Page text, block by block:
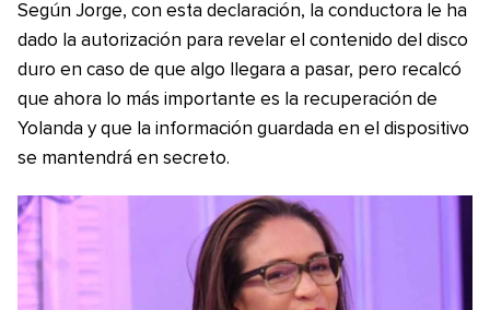
Según Jorge, con esta declaración, la conductora le ha
dado la autorización para revelar el contenido del disco
duro en caso de que algo llegara a pasar, pero recalcó
que ahora lo más importante es la recuperación de
Yolanda y que la información guardada en el dispositivo
se mantendrá en secreto.